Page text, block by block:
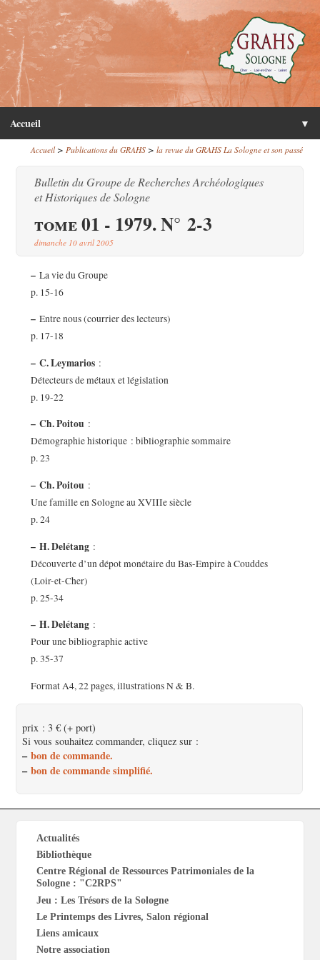
Accueil ▼
Accueil> Publications du GRAHS> la revue du GRAHS La Sologne et son passé
Bulletin du Groupe de Recherches Archéologiques
et Historiques de Sologne
tome 01 - 1979. N° 2-3
dimanche 10 avril 2005
–La vie du Groupe
p. 15-16
–Entre nous (courrier des lecteurs)
p. 17-18
– C. Leymarios:
Détecteurs de métaux et législation
p. 19-22
– Ch. Poitou:
Démographie historique : bibliographie sommaire
p. 23
– Ch. Poitou:
Une famille en Sologne au XVIIIe siècle
p. 24
– H. Delétang:
Découverte d’un dépot monétaire du Bas-Empire à Couddes
(Loir-et-Cher)
p. 25-34
– H. Delétang:
Pour une bibliographie active
p. 35-37
Format A4, 22 pages, illustrations N & B.
prix : 3 € (+ port)
Si vous souhaitez commander, cliquez sur :
– bon de commande.
– bon de commande simplifié.
Actualités
Bibliothèque
Centre Régional de Ressources Patrimoniales de la
Sologne : "C2RPS"
Jeu : Les Trésors de la Sologne
Le Printemps des Livres, Salon régional
Liens amicaux
Notre association